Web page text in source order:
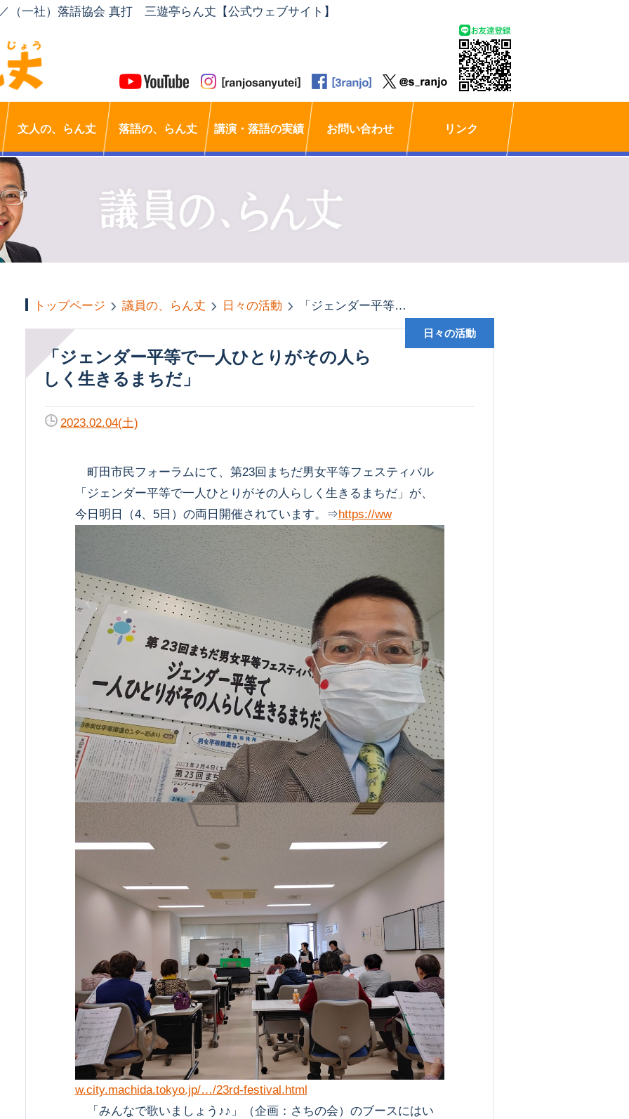
（一社）落語協会 真打 三遊亭らん丈【公式ウェブサイト】
文人の、らん丈 落語の、らん丈 講演・落語の実績 お問い合わせ リンク
トップページ 議員の、らん丈 日々の活動 「ジェンダー平等で一人ひとりがその人らしく生きるまちだ」
「ジェンダー平等で一人ひとりがその人ら
しく生きるまちだ」
日々の活動
2023.02.04(土)
町田市民フォーラムにて、第23回まちだ男女平等フェスティバル
「ジェンダー平等で一人ひとりがその人らしく生きるまちだ」が、
今日明日（4、5日）の両日開催されています。⇒https://ww
w.city.machida.tokyo.jp/…/23rd-festival.html
「みんなで歌いましょう♪♪」（企画：さちの会）のブースにはい